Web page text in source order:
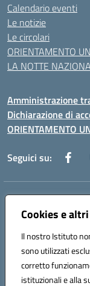
Cookies e
Il nostro Istituto
sono utilizzati
corretto
istituzionali e alla
Calendario eventi
Le notizie
Le circolari
ORIENTAMENTO
LA NOTTE
Amministrazione
Dichiarazione di
ORIENTAMENTO
Seguici su:
Indirizzo:
Centralino:0882
Codice fiscale:
Codice meccanografico:
Codice unico di